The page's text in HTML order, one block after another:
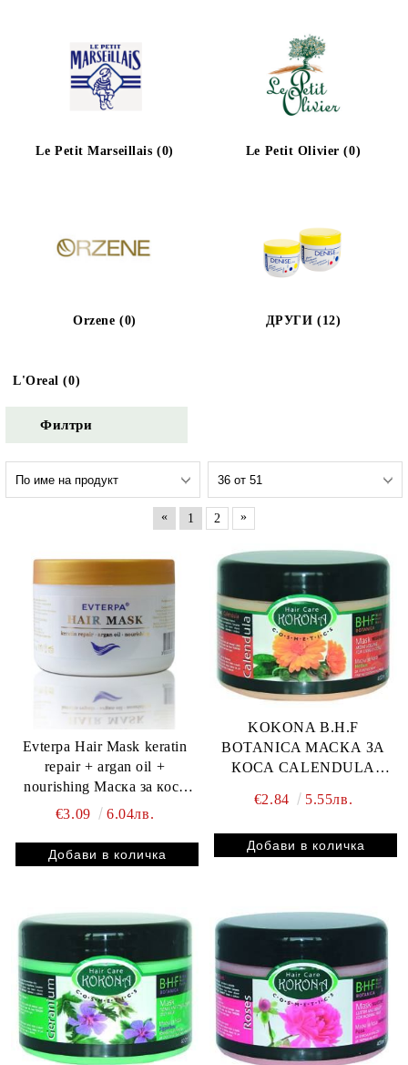
Le Petit Marseillais (0) Le Petit Olivier (0)
Orzene (0) ДРУГИ (12)
L'Oreal (0)
Филтри
« 1 2 »
Evterpa Hair Mask keratin
repair + argan oil +
nourishing Маска за коса
350 ml
€3.09 6.04лв.
KOKONA B.H.F
BOTANICA МАСКА ЗА
КОСА CALENDULA
€2.84 5.55лв.